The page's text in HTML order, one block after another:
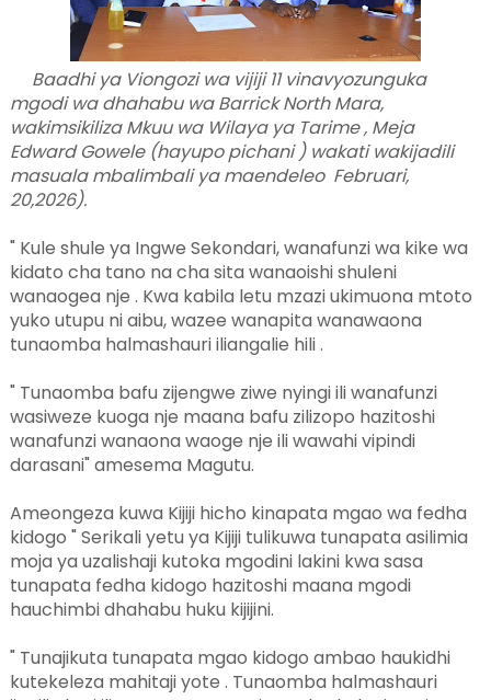
Baadhi ya Viongozi wa vijiji 11 vinavyozunguka
mgodi wa dhahabu wa Barrick North Mara,
wakimsikiliza Mkuu wa Wilaya ya Tarime , Meja
Edward Gowele (hayupo pichani ) wakati wakijadili
masuala mbalimbali ya maendeleo Februari,
20,2026).
" Kule shule ya Ingwe Sekondari, wanafunzi wa kike wa
kidato cha tano na cha sita wanaoishi shuleni
wanaogea nje . Kwa kabila letu mzazi ukimuona mtoto
yuko utupu ni aibu, wazee wanapita wanawaona
tunaomba halmashauri iliangalie hili .
" Tunaomba bafu zijengwe ziwe nyingi ili wanafunzi
wasiweze kuoga nje maana bafu zilizopo hazitoshi
wanafunzi wanaona waoge nje ili wawahi vipindi
darasani" amesema Magutu.
Ameongeza kuwa Kijiji hicho kinapata mgao wa fedha
kidogo " Serikali yetu ya Kijiji tulikuwa tunapata asilimia
moja ya uzalishaji kutoka mgodini lakini kwa sasa
tunapata fedha kidogo hazitoshi maana mgodi
hauchimbi dhahabu huku kijijini.
" Tunajikuta tunapata mgao kidogo ambao haukidhi
kutekeleza mahitaji yote . Tunaomba halmashauri